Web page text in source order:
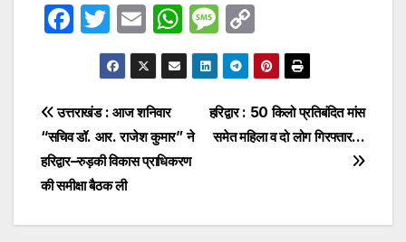
F
e
b
o
o
k
T
w
itt
er
E
m
ail
W
h
at
A
p
M
e
s
s
a
o
p
y
Li
Post
navigation
हरिद्वार : 50 किलो प्रतिबंदित मांस
समेत महिला व दो लोग गिरफ्तार…
उत्तराखंड : आज शनिवार
“सचिव डॉ. आर. राजेश कुमार” ने
हरिद्वार–रुड़की विकास प्राधिकरण
की समीक्षा बैठक ली